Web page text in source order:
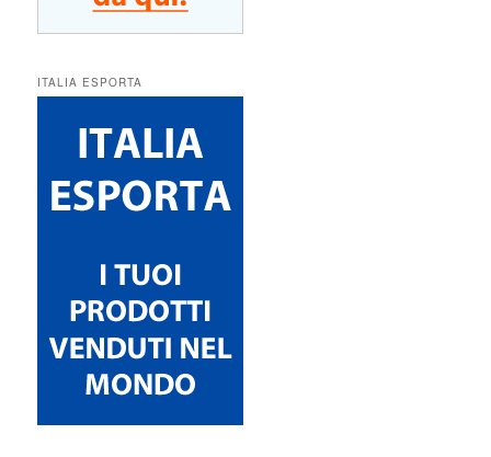
ITALIA ESPORTA